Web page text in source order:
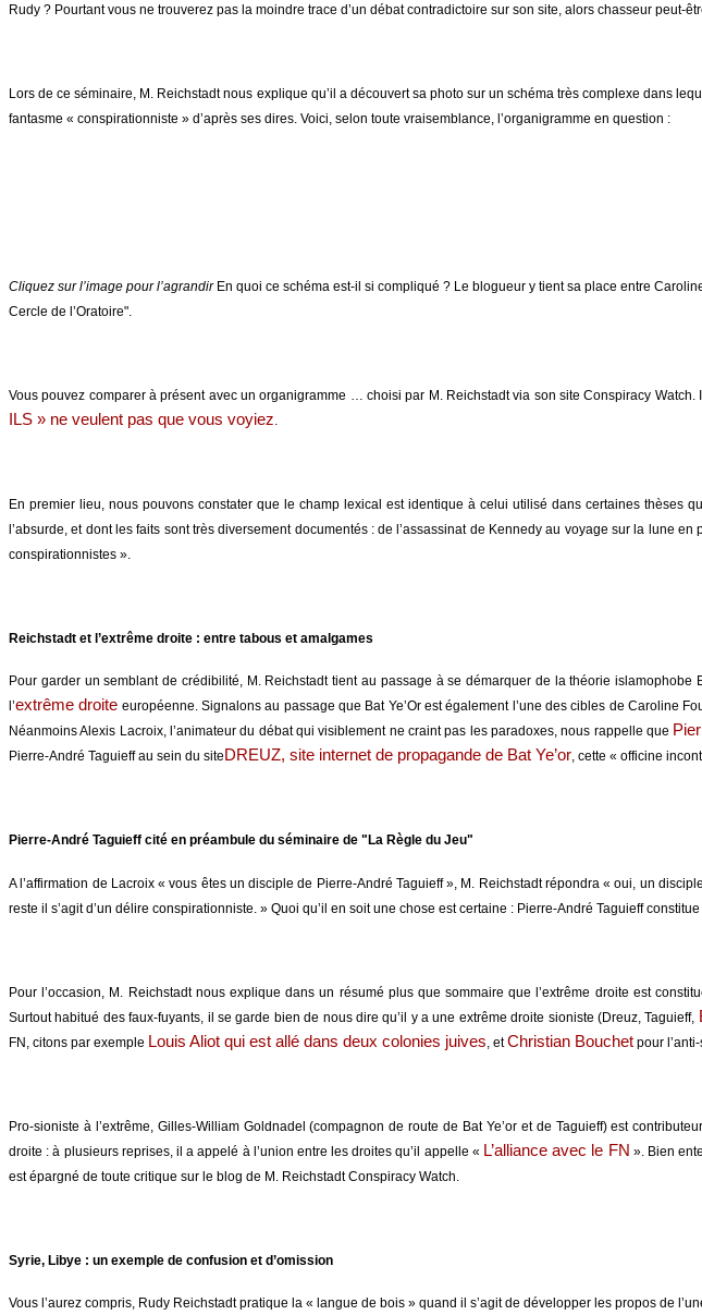
Rudy ? Pourtant vous ne trouverez pas la moindre trace d’un débat contradictoire sur son site, alors chasseur
Lors de ce séminaire, M. Reichstadt nous explique qu’il a découvert sa photo sur un schéma très complexe dans
fantasme « conspirationniste » d’après ses dires. Voici, selon toute vraisemblance, l’organigramme en question :
Cliquez sur l’image pour l’agrandir En quoi ce schéma est-il si compliqué ? Le blogueur y tient sa place entre
Cercle de l’Oratoire".
Vous pouvez comparer à présent avec un organigramme … choisi par M. Reichstadt via son site Conspiracy
ILS » ne veulent pas que vous voyiez
En premier lieu, nous pouvons constater que le champ lexical est identique à celui utilisé dans certaines thèses
l’absurde, et dont les faits sont très diversement documentés : de l’assassinat de Kennedy au voyage sur la lune
conspirationnistes ».
Reichstadt et l’extrême droite : entre tabous et amalgames
Pour garder un semblant de crédibilité, M. Reichstadt tient au passage à se démarquer de la théorie islamophobe
l’extrême droite européenne. Signalons au passage que Bat Ye’Or est également l’une des cibles de Caroline
Néanmoins Alexis Lacroix, l’animateur du débat qui visiblement ne craint pas les paradoxes, nous rappelle que
Pierre-André Taguieff au sein du siteDREUZ, site internet de propagande de Bat Ye’or, cette « officine
Pierre-André Taguieff cité en préambule du séminaire de "La Règle du Jeu"
A l’affirmation de Lacroix « vous êtes un disciple de Pierre-André Taguieff », M. Reichstadt répondra « oui, un
reste il s’agit d’un délire conspirationniste. » Quoi qu’il en soit une chose est certaine : Pierre-André Taguieff
Pour l’occasion, M. Reichstadt nous explique dans un résumé plus que sommaire que l’extrême droite est
Surtout habitué des faux-fuyants, il se garde bien de nous dire qu’il y a une extrême droite sioniste (Dreuz, Taguieff,
FN, citons par exemple Louis Aliot qui est allé dans deux colonies juives , etChristian Bouchet pour
Pro-sioniste à l’extrême, Gilles-William Goldnadel (compagnon de route de Bat Ye’or et de Taguieff) est
droite : à plusieurs reprises, il a appelé à l’union entre les droites qu’il appelle « L’alliance avec le FN ». Bien
est épargné de toute critique sur le blog de M. Reichstadt Conspiracy Watch.
Syrie, Libye : un exemple de confusion et d’omission
Vous l’aurez compris, Rudy Reichstadt pratique la « langue de bois » quand il s’agit de développer les propos de